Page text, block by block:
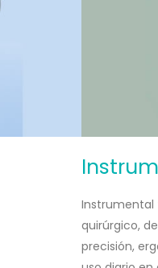
Instrumental
quirúrgico,
precisión,